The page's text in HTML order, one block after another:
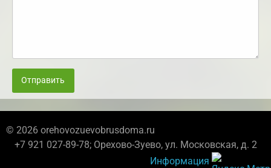
Отправить
© 2026 orehovozuevobrusdoma.ru
+7 921 027-89-78; Орехово-Зуево, ул. Московская, д. 2
Информация